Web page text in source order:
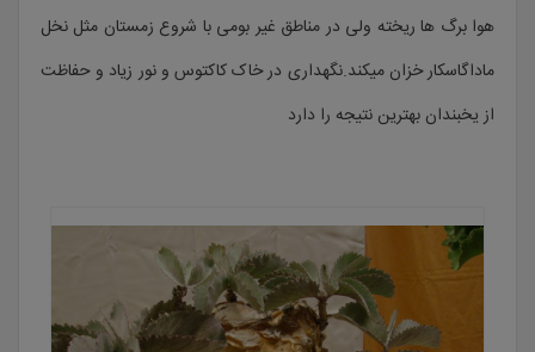
هوا برگ ها ریخته ولی در مناطق غیر بومی با شروع زمستان مثل نخل
ماداگاسکار خزان میکند.نگهداری در خاک کاکتوس و نور زیاد و حفاظت
از یخبندان بهترین نتیجه را دارد